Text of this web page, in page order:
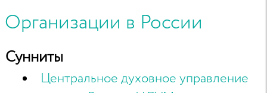
Организации в России
Сунниты
Центральное духовное управление